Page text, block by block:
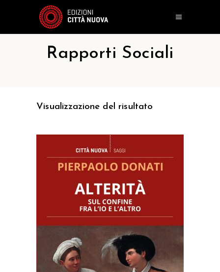
Rapporti Sociali
Visualizzazione del risultato
AGGIUNGI AL CARRELLO